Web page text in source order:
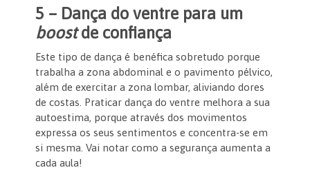
5 – Dança do ventre para um
boostde confiança
Este tipo de dança é benéfica sobretudo porque
trabalha a zona abdominal e o pavimento pélvico,
além de exercitar a zona lombar, aliviando dores
de costas. Praticar dança do ventre melhora a sua
autoestima, porque através dos movimentos
expressa os seus sentimentos e concentra-se em
si mesma. Vai notar como a segurança aumenta a
cada aula!